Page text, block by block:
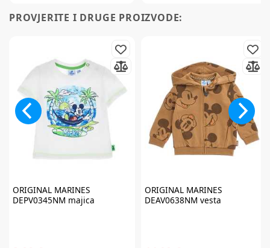
PROVJERITE I DRUGE PROIZVODE:
ORIGINAL MARINES
DEPV0345NM majica
ORIGINAL MARINES
DEAV0638NM vesta